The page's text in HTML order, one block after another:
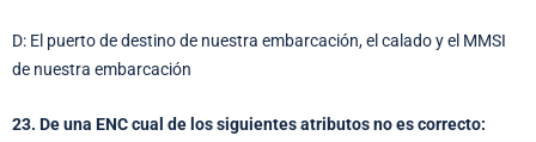
D: El puerto de destino de nuestra embarcación, el calado y el MMSI
de nuestra embarcación
23. De una ENC cual de los siguientes atributos no es correcto: